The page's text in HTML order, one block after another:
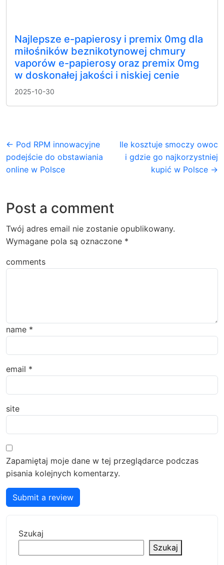
Najlepsze e-papierosy i premix 0mg dla
miłośników beznikotynowej chmury
vaporów e-papierosy oraz premix 0mg
w doskonałej jakości i niskiej cenie
2025-10-30
← Pod RPM innowacyjne
podejście do obstawiania
online w Polsce
Ile kosztuje smoczy owoc
i gdzie go najkorzystniej
kupić w Polsce →
Post a comment
Twój adres email nie zostanie opublikowany.
Wymagane pola są oznaczone *
comments
name *
email *
site
Zapamiętaj moje dane w tej przeglądarce podczas
pisania kolejnych komentarzy.
Submit a review
Szukaj
Szukaj